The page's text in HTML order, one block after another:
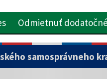
Odmietnuť
samosprávneho